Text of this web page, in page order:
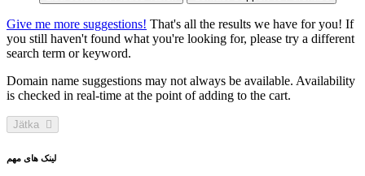
Give me more suggestions! That's all the results we have for you! If
you still haven't found what you're looking for, please try a different
search term or keyword.
Domain name suggestions may not always be available. Availability
is checked in real-time at the point of adding to the cart.
لینک های مهم